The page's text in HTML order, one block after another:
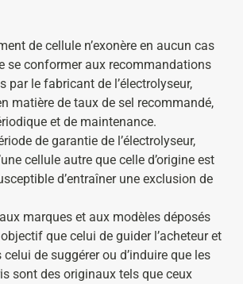
de cellule n’exonère en aucun cas
se conformer aux recommandations
par le fabricant de l’électrolyseur,
matière de taux de sel recommandé,
et de maintenance.
de garantie de l’électrolyseur,
cellule autre que celle d’origine est
d’entraîner une exclusion de
marques et aux modèles déposés
objectif que celui de guider l’acheteur et
de suggérer ou d’induire que les
sont des originaux tels que ceux